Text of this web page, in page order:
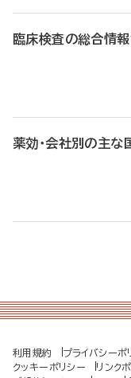
臨床検査の総合情報
薬効・会社別の主な
利用規約 プライバシーポ
クッキーポリシー
リンク